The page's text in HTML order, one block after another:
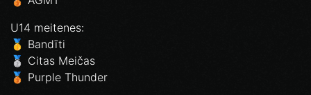
U14 meitenes:
🥇 Bandīti
🥈 Citas Meičas
🥉 Purple Thunder